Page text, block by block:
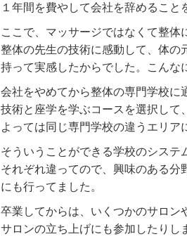
１年間を費やして会社を辞めること
ここで、マッサージではなくて整体
整体の先生の技術に感動して、体の
持って実感したからでした。こんな
会社をやめてから整体の専門学校に
技術と座学を学ぶコースを選択して
よっては同じ専門学校の違うエリア
そういうことができる学校のシステ
それぞれ違ってので、興味のある分
にも行ってました。
卒業してからは、いくつかのサロン
サロンの立ち上げにも参加したりし